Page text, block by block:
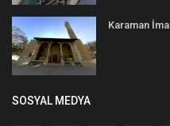
Karaman
SOSYAL MEDYA